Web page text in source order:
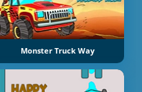
Monster Truck Way